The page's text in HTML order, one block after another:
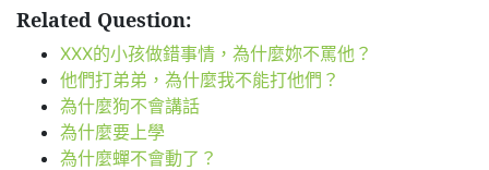
Related Question:
XXX的小孩做錯事情，為什麼妳不罵他？
他們打弟弟，為什麼我不能打他們？
為什麼狗不會講話
為什麼要上學
為什麼蟬不會動了？